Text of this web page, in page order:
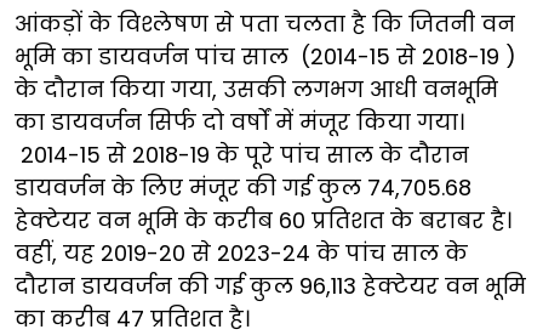
आंकड़ों के विश्लेषण से पता चलता है कि जितनी वन
भूमि का डायवर्जन पांच साल (2014-15 से 2018-19 )
के दौरान किया गया, उसकी लगभग आधी वनभूमि
का डायवर्जन सिर्फ दो वर्षों में मंजूर किया गया।
2014-15 से 2018-19 के पूरे पांच साल के दौरान
डायवर्जन के लिए मंजूर की गई कुल 74,705.68
हेक्टेयर वन भूमि के करीब 60 प्रतिशत के बराबर है।
वहीं, यह 2019-20 से 2023-24 के पांच साल के
दौरान डायवर्जन की गई कुल 96,113 हेक्टेयर वन भूमि
का करीब 47 प्रतिशत है।